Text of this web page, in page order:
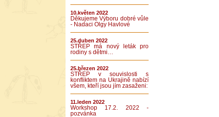
10.květen 2022
Děkujeme Výboru dobré vůle
- Nadaci Olgy Havlové
25.duben 2022
STŘEP má nový leták pro
rodiny s dětmi…
25.březen 2022
STŘEP v souvislosti s
konfliktem na Ukrajině nabízí
všem, kteří jsou jím zasaženi:
11.leden 2022
Workshop 17.2. 2022 -
pozvánka